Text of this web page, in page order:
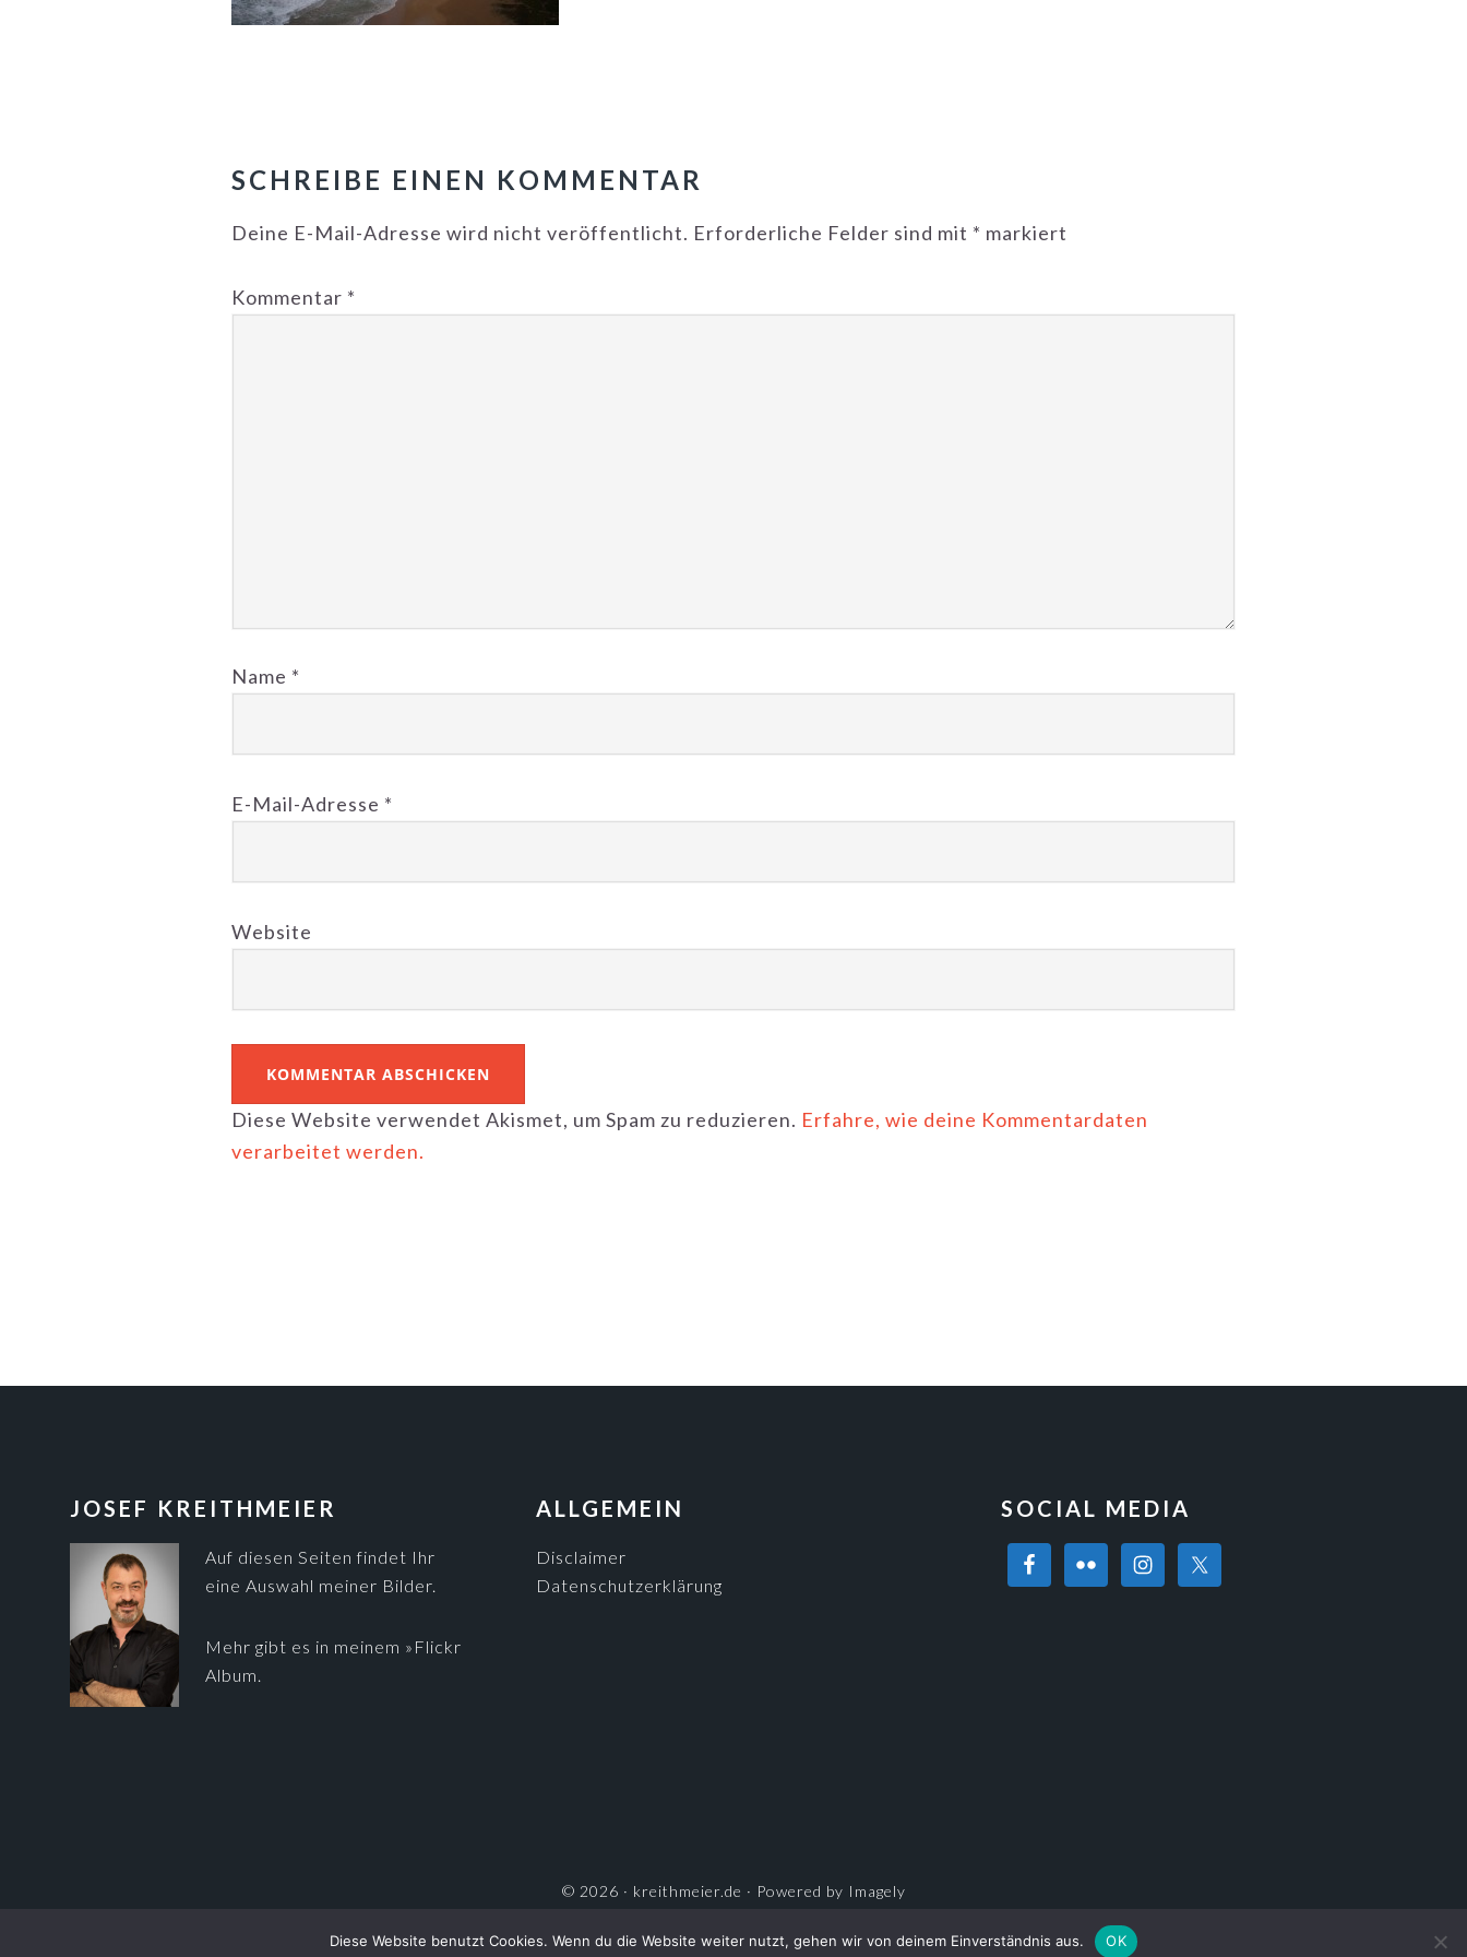
SCHREIBE EINEN KOMMENTAR
Deine E-Mail-Adresse wird nicht veröffentlicht. Erforderliche Felder sind mit * markiert
Kommentar *
Name *
E-Mail-Adresse *
Website
Diese Website verwendet Akismet, um Spam zu reduzieren. Erfahre, wie deine Kommentardaten
verarbeitet werden.
FOOTER
JOSEF KREITHMEIER
Auf diesen Seiten findet Ihr
eine Auswahl meiner Bilder.
Mehr gibt es in meinem »Flickr
Album.
ALLGEMEIN
Disclaimer
Datenschutzerklärung
SOCIAL MEDIA
© 2026 · kreithmeier.de · Powered by Imagely
Diese Website benutzt Cookies. Wenn du die Website weiter nutzt, gehen wir von deinem Einverständnis aus. OK